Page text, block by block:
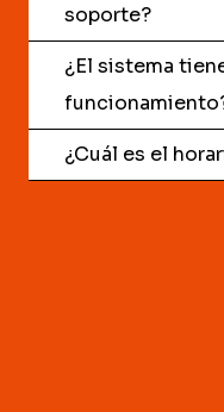
soporte?
¿El sistema
¿Cuál es el